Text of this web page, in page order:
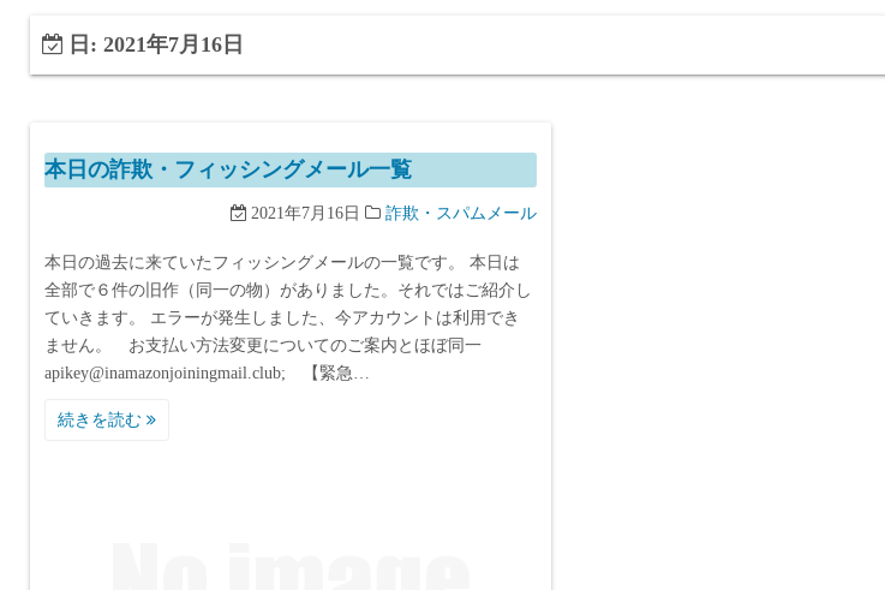
日: 2021年7月16日
本日の詐欺・フィッシングメール一覧
2021年7月16日 詐欺・スパムメール
本日の過去に来ていたフィッシングメールの一覧です。 本日は
全部で６件の旧作（同一の物）がありました。それではご紹介し
ていきます。 エラーが発生しました、今アカウントは利用でき
ません。 お支払い方法変更についてのご案内とほぼ同一
apikey@inamazonjoiningmail.club; 【緊急…
続きを読む